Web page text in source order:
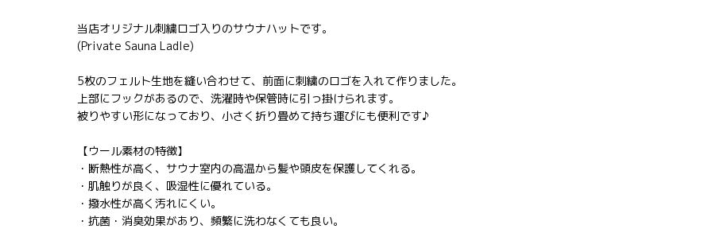
当店オリジナル刺繍ロゴ入りのサウナハットです。
(Private Sauna Ladle)
5枚のフェルト生地を縫い合わせて、前面に刺繍のロゴを入れて作りました。
上部にフックがあるので、洗濯時や保管時に引っ掛けられます。
被りやすい形になっており、小さく折り畳めて持ち運びにも便利です♪
【ウール素材の特徴】
・断熱性が高く、サウナ室内の高温から髪や頭皮を保護してくれる。
・肌触りが良く、吸湿性に優れている。
・撥水性が高く汚れにくい。
・抗菌・消臭効果があり、頻繁に洗わなくても良い。